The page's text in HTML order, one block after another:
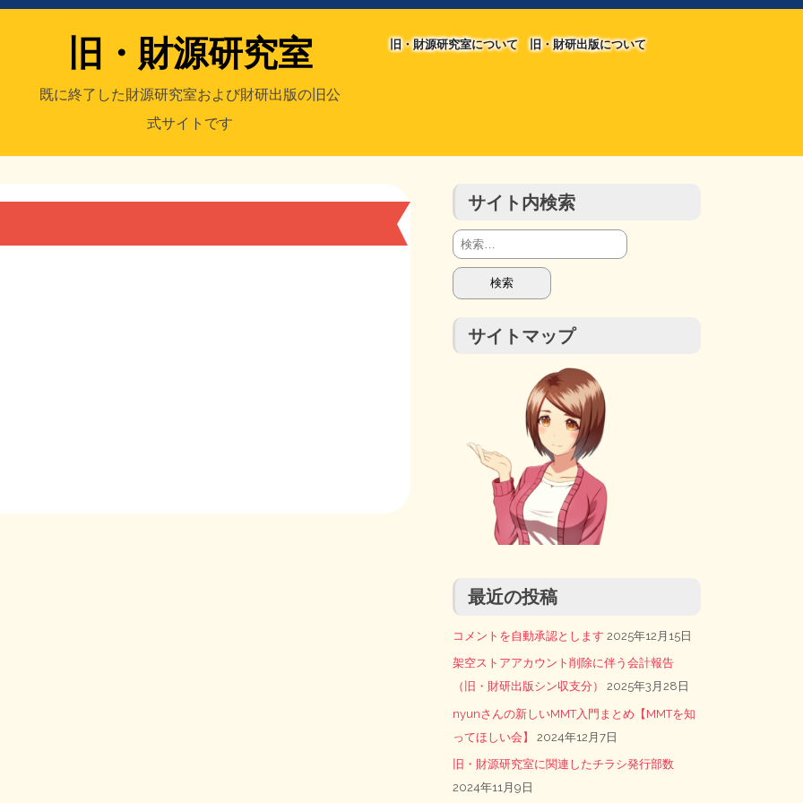
旧・財源研究室
既に終了した財源研究室および財研出版の旧公
式サイトです
旧・財源研究室について 旧・財研出版について
サイト内検索
検
索:
サイトマップ
最近の投稿
コメントを自動承認とします 2025年12月15日
架空ストアアカウント削除に伴う会計報告
（旧・財研出版シン収支分）
2025年3月28日
nyunさんの新しいMMT入門まとめ【MMTを知
ってほしい会】
2024年12月7日
旧・財源研究室に関連したチラシ発行部数
2024年11月9日